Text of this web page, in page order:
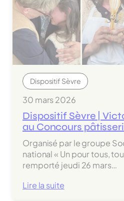
Dispositif Sèvre
30 mars 2026
Dispositif Sèvre |
au Concours
Organisé par le groupe
national « Un pour tous,
remporté jeudi 26 mars…
Lire la suite: